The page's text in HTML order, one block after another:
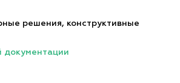
решения, конструктивные
документации